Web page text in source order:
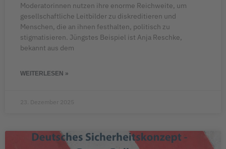
Moderatorinnen nutzen ihre enorme Reichweite, um
gesellschaftliche Leitbilder zu diskreditieren und
Menschen, die an ihnen festhalten, politisch zu
stigmatisieren. Jüngstes Beispiel ist Anja Reschke,
bekannt aus dem
WEITERLESEN »
23. Dezember 2025